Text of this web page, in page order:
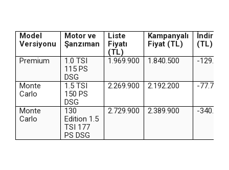
Model
Versiyonu
Motor ve
Şanzıman
Liste
Fiyatı
(TL)
Kampanyalı
Fiyat (TL)
İndirim
(TL)
Premium
1.0 TSI
115 PS
DSG
1.969.900 1.840.500 -129.400
Monte
Carlo
1.5 TSI
150 PS
DSG
2.269.900 2.192.200 -77.700
Monte
Carlo
130
Edition 1.5
TSI 177
PS DSG
2.729.900 2.389.900 -340.000